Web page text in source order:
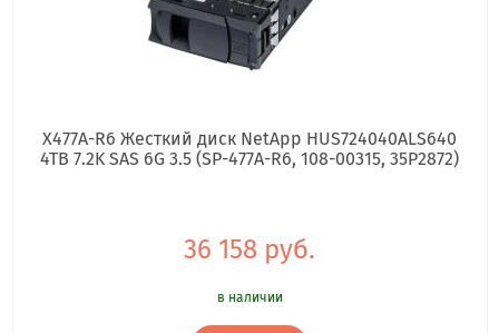
X477A-R6 Жесткий диск NetApp HUS724040ALS640
4TB 7.2K SAS 6G 3.5 (SP-477A-R6, 108-00315, 35P2872)
36 158 руб.
в наличии